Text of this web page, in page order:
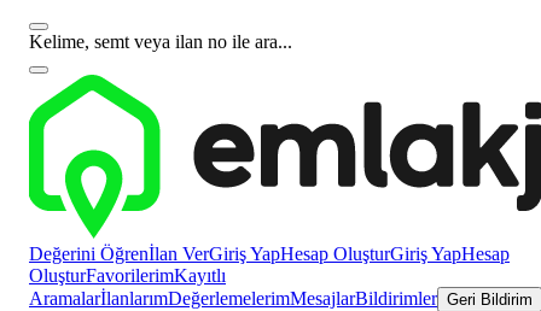
Kelime, semt veya ilan no ile ara...
Değerini Öğrenİlan VerGiriş YapHesap OluşturGiriş YapHesap
OluşturFavorilerimKayıtlı
AramalarİlanlarımDeğerlemelerimMesajlarBildirimler Geri Bildirim